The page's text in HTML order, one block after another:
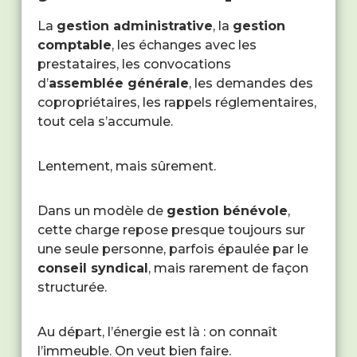
La gestion administrative, la gestion
comptable, les échanges avec les
prestataires, les convocations
d’assemblée générale, les demandes des
copropriétaires, les rappels réglementaires,
tout cela s’accumule.
Lentement, mais sûrement.
Dans un modèle de gestion bénévole,
cette charge repose presque toujours sur
une seule personne, parfois épaulée par le
conseil syndical, mais rarement de façon
structurée.
Au départ, l’énergie est là : on connaît
l’immeuble. On veut bien faire.